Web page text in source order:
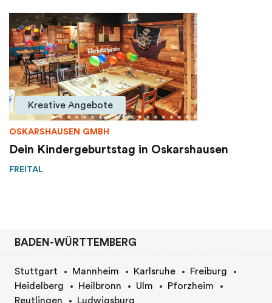
Kreative Angebote
OSKARSHAUSEN GMBH
Dein Kindergeburtstag in Oskarshausen
FREITAL
BADEN-WÜRTTEMBERG
Stuttgart Mannheim Karlsruhe
Freiburg
Heidelberg
Heilbronn Ulm
Pforzheim
Reutlingen
Ludwigsburg